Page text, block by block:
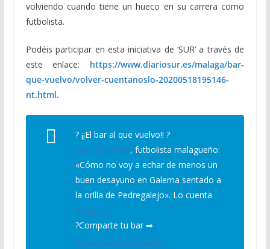
volviendo cuando tiene un hueco en su carrera como
futbolista.
Podéis participar en esta iniciativa de ‘SUR’ a través de
este enlace: https://www.diariosur.es/malaga/bar-
que-vuelvo/volver-cuentanoslo-20200518195146-
nt.html.
? ¡¡El bar al que vuelvo!! ?
@R_deVicente, futbolista malagueño:
«Cómo no voy a echar de menos un
buen desayuno en Galerna sentado a
la orilla de Pedregalejo». Lo cuenta
@lestillo
?Comparte tu bar ➡
https://t.co/AyPoiOrSLI